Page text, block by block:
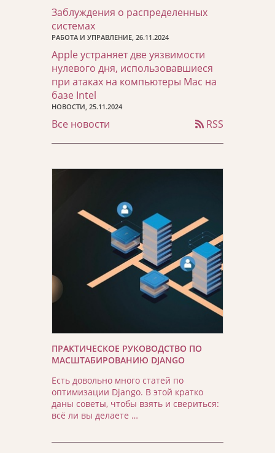
Заблуждения о распределенных
системах
РАБОТА И УПРАВЛЕНИЕ, 26.11.2024
Apple устраняет две уязвимости
нулевого дня, использовавшиеся
при атаках на компьютеры Mac на
базе Intel
НОВОСТИ, 25.11.2024
Все новости RSS
ПРАКТИЧЕСКОЕ РУКОВОДСТВО ПО
МАСШТАБИРОВАНИЮ DJANGO
Есть довольно много статей по
оптимизации Django. В этой кратко
даны советы, чтобы взять и свериться:
всё ли вы делаете …